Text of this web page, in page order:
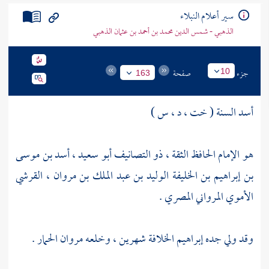
سير أعلام النبلاء
الذهبي - شمس الدين محمد بن أحمد بن عثمان الذهبي
جزء 10 صفحة 163
أسد السنة ( خت ، د ، س )
هو الإمام الحافظ الثقة ، ذو التصانيف أبو سعيد ، أسد بن موسى
بن إبراهيم بن الخليفة الوليد بن عبد الملك بن مروان ، القرشي
الأموي المرواني المصري .
وقد ولي جدهإبراهيمالخلافة شهرين ، وخلعهمروان الحمار.